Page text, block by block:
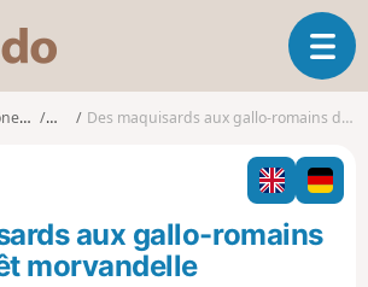
s
o
O
u
i
r
l
a
Loire AnostDes maquisards aux gallo-romains dans la forêt morvandelle
aux gallo-romains
morvandelle